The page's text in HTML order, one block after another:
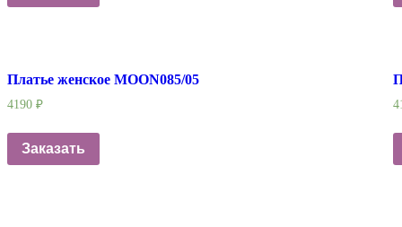
Платье женское MOON085/05
4190 ₽
Заказать